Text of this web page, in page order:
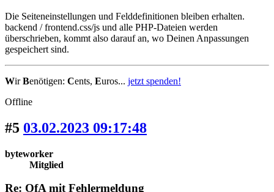
Die Seiteneinstellungen und Felddefinitionen bleiben erhalten.
backend / frontend.css/js und alle PHP-Dateien werden
überschrieben, kommt also darauf an, wo Deinen Anpassungen
gespeichert sind.
WirBenötigen: Cents, Euros... jetzt spenden!
Offline
#5 03.02.2023 09:17:48
byteworker
Mitglied
Re: OfA mit Fehlermeldung